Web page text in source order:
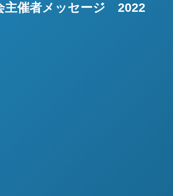
主催者メッセージ 2022